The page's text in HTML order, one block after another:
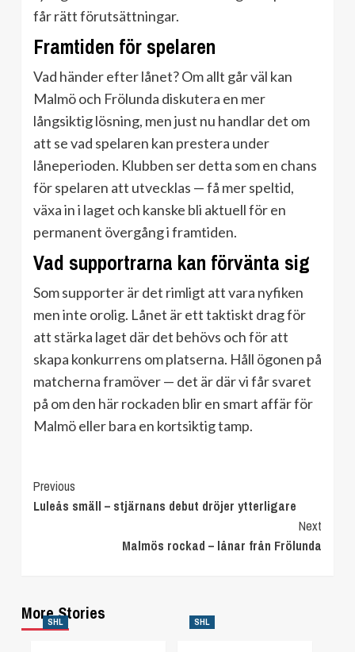
får rätt förutsättningar.
Framtiden för spelaren
Vad händer efter lånet? Om allt går väl kan
Malmö och Frölunda diskutera en mer
långsiktig lösning, men just nu handlar det om
att se vad spelaren kan prestera under
låneperioden. Klubben ser detta som en chans
för spelaren att utvecklas — få mer speltid,
växa in i laget och kanske bli aktuell för en
permanent övergång i framtiden.
Vad supportrarna kan förvänta sig
Som supporter är det rimligt att vara nyfiken
men inte orolig. Lånet är ett taktiskt drag för
att stärka laget där det behövs och för att
skapa konkurrens om platserna. Håll ögonen på
matcherna framöver — det är där vi får svaret
på om den här rockaden blir en smart affär för
Malmö eller bara en kortsiktig tamp.
Continue
Reading
Previous
Luleås smäll – stjärnans debut dröjer ytterligare
Next
Malmös rockad – lånar från Frölunda
More Stories
SHL SHL